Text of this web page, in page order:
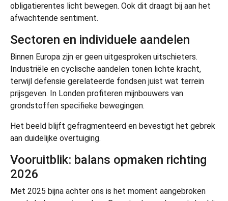
obligatierentes licht bewegen. Ook dit draagt bij aan het
afwachtende sentiment.
Sectoren en individuele aandelen
Binnen Europa zijn er geen uitgesproken uitschieters.
Industriële en cyclische aandelen tonen lichte kracht,
terwijl defensie gerelateerde fondsen juist wat terrein
prijsgeven. In Londen profiteren mijnbouwers van
grondstoffen specifieke bewegingen.
Het beeld blijft gefragmenteerd en bevestigt het gebrek
aan duidelijke overtuiging.
Vooruitblik: balans opmaken richting
2026
Met 2025 bijna achter ons is het moment aangebroken